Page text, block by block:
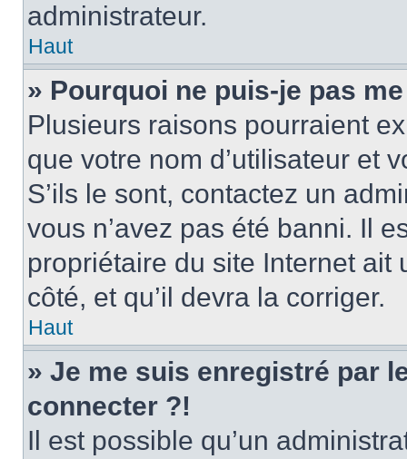
administrateur.
Haut
» Pourquoi ne puis-je pas
Plusieurs raisons pourraient
que votre nom d’utilisateur et
S’ils le sont, contactez un
vous n’avez pas été banni. Il
propriétaire du site Internet
côté, et qu’il devra la corriger.
Haut
» Je me suis enregistré par
connecter ?!
Il est possible qu’un